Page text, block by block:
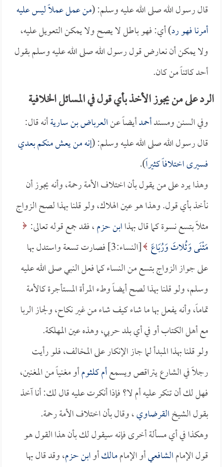
قال رسول الله صلى الله عليه وسلم: (من عمل عملاً ليس عليه
أمرنا فهو رد) أي: فهو باطل لا يصح ولا يمكن التعويل عليه،
ولا يمكن أن نعارض قول رسول الله صلى الله عليه وسلم بقول
أحد كائناً من كان.
الرد على من يجوز الأخذ بأي قول في المسائل الخلافية
وفي السنن ومسندأحمدأيضاً عنالعرباض بن ساريةأنه قال:
قال رسول الله صلى الله عليه وسلم: (إنه من يعش منكم بعدي
فسيرى اختلافاً كثيراً).
وهذا يرد على من يقول بأن اختلاف الأمة رحمة، وأنه يجوز أن
نأخذ بأي قول. وهذا هو عين الهلاك، ولو قلنا بهذا لصح الزواج
مثلاً بتسع نسوة كما قال بهذاابن حزم، فقد جمع قوله تعالى:
مَثْنَى وَثُلاثَ وَرُبَاعَ
[النساء:3] فصارت تسعة واستدل بها
على جواز الزواج بتسع من النساء كما فعل النبي صلى الله عليه
وسلم، ولو قلنا بهذا لصح أيضاً وطء المرأة المستأجرة كالأمة
تماماً، وأنه يفعل بها ما شاء كيف شاء من غير نكاح، ولجاز الربا
مع أهل الكتاب أو في أي بلد حربي، وهذه عين المهلكة.
ولو قلنا بهذا المبدأ لما جاز الإنكار على المخالف، فلو رأيت
رجلاً في الشارع يتراقص ويسمعأم كلثومأو مغنياً من المغنين،
فهل لك أن تنكر عليه أم لا؟ فإذا أنكرت عليه قال لك: أنا آخذ
بقول الشيخالقرضاوي، وقال بأن اختلاف الأمة رحمة.
وهكذا في أي مسألة أخرى فإنه سيقول لك بأن هذا القول هو
قول الإمامالشافعيأو الإماممالكأوابن حزم، وقد قال بها